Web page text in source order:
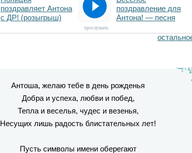
поздравляет Антона
с ДР! (розыгрыш)
поздравление для
Антона! — песня
прослушать
Антоша, желаю тебе в день рожденья
Добра и успеха, любви и побед,
Тепла и веселья, чудес и везенья,
Несущих лишь радость блистательных лет!
Пусть символы имени оберегают